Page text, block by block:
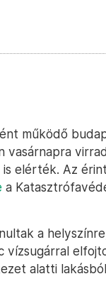
működő
vasárnapra
is elérték. Az
a
a
vízsugárral
alatti